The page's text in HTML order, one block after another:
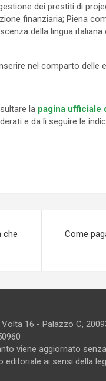
dei prestiti di
finanziaria; Piena
della lingua
nel comparto delle
la pagina ufficiale
e da lì seguire le
che
Come
16 - Palazzo C,
viene aggiornato
ai sensi della